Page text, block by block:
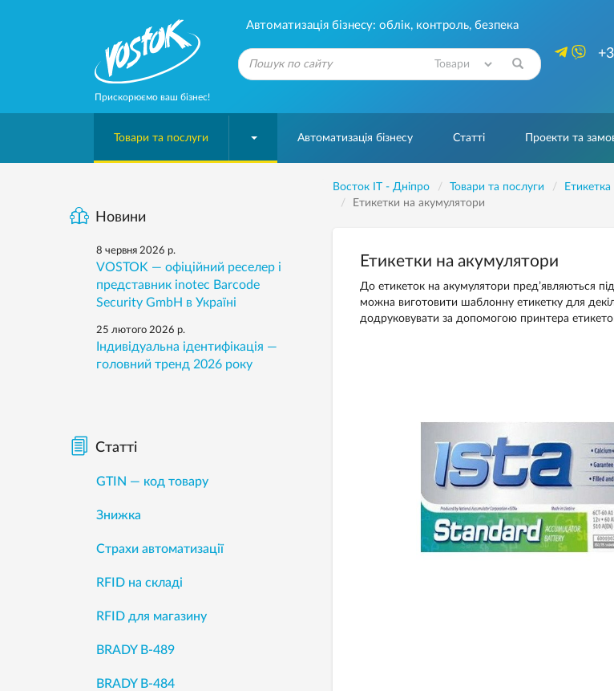
Прискорюємо ваш бізнес!
Автоматизація бізнесу: облік, контроль, безпека
Товари та послуги Автоматизація бізнесу Статті Проекти та
Восток IT - Дніпро Товари та послуги Етикетка
Етикетки на акумулятори
Етикетки на акумулятори
До етикеток на акумулятори пред’являються
можна виготовити шаблонну етикетку для
додруковувати за допомогою принтера
Новини
8 червня 2026 р.
VOSTOK — офіційний реселер і
представник inotec Barcode
Security GmbH в Україні
25 лютого 2026 р.
Індивідуальна ідентифікація —
головний тренд 2026 року
Статті
GTIN — код товару
Знижка
Страхи автоматизації
RFID на складі
RFID для магазину
BRADY B-489
BRADY B-484